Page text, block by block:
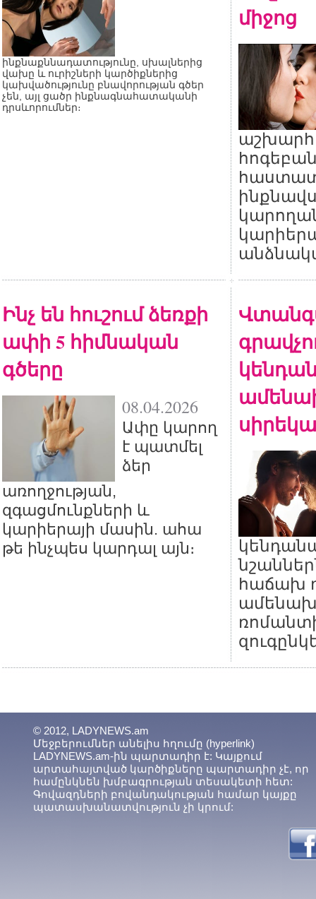
ինքնաքննադատությունը, սխալներից
վախը և ուրիշների կարծիքներից
կախվածությունը բնավորության գծեր
չեն, այլ ցածր ինքնագնահատականի
դրսևորումներ։
միջոց
Ինչ են հուշում ձեռքի
ափի 5 հիմնական
գծերը
08.04.2026
Ափը կարող
է պատմել
ձեր
առողջության,
զգացմունքների և
կարիերայի մասին. ահա
թե ինչպես կարդալ այն։
հաճախ
© 2012, LADYNEWS.am
Մեջբերումներ անելիս հղումը (hyperlink)
LADYNEWS.am-ին պարտադիր է: Կայքում
արտահայտված կարծիքները պարտադիր չէ, որ
համընկնեն խմբագրության տեսակետի հետ:
Գովազդների բովանդակության համար կայքը
պատասխանատվություն չի կրում: